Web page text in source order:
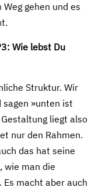
gehen und es
Wie lebst Du
Struktur. Wir
»unten ist
liegt also
nur den Rahmen.
das hat seine
wie man die
macht aber auch